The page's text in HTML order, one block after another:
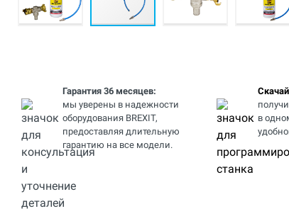
Гарантия 36 месяцев:
мы уверены в надежности
оборудования BREXIT,
предоставляя длительную
гарантию на все модели.
в